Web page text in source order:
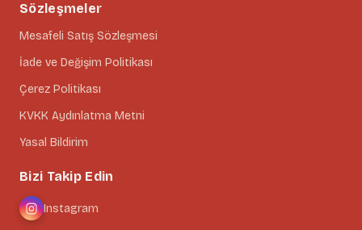
Sözleşmeler
Mesafeli Satış Sözleşmesi
İade ve Değişim Politikası
Çerez Politikası
KVKK Aydınlatma Metni
Yasal Bildirim
Bizi Takip Edin
Instagram